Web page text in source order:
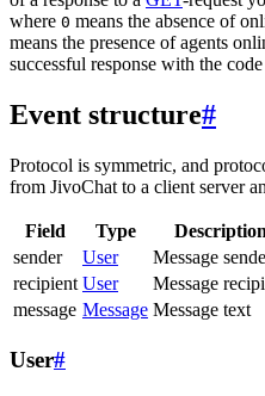
where 0 means the absence of
means the presence of agents
successful response with the code
Event structure#
Protocol is symmetric, and
from JivoChat to a client server
Field Type
Description
sender
User
Message
recipient User
Message
message Message Message text
User#